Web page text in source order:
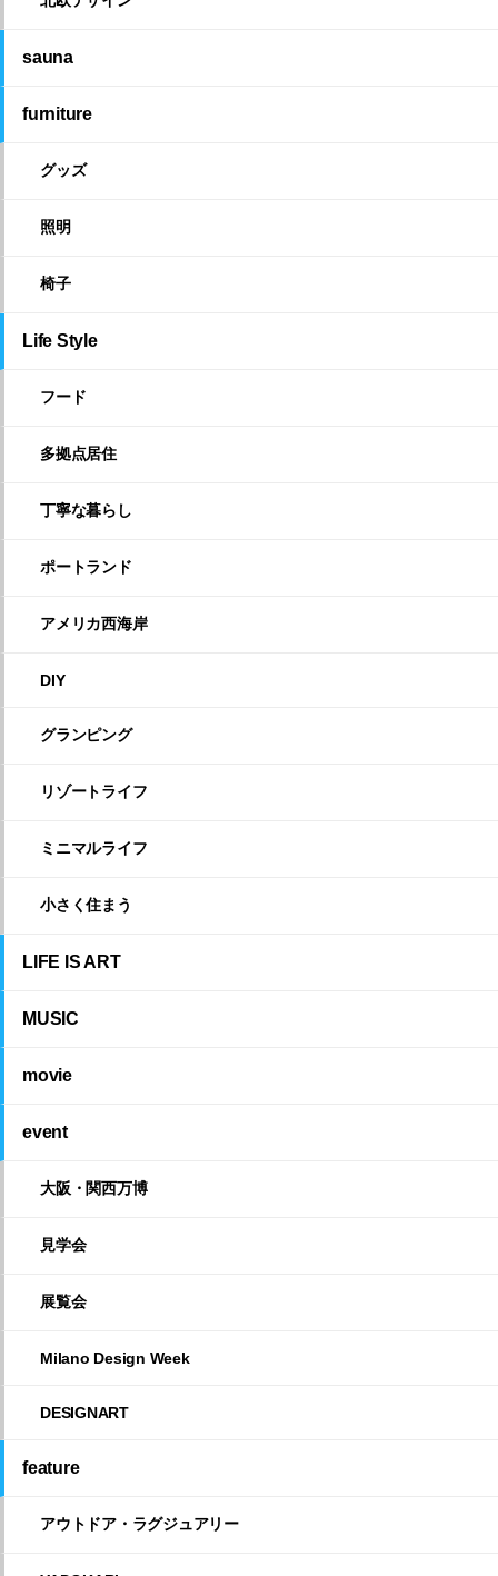
sauna
furniture
グッズ
照明
椅子
Life Style
フード
多拠点居住
丁寧な暮らし
ポートランド
アメリカ西海岸
DIY
グランピング
リゾートライフ
ミニマルライフ
小さく住まう
LIFE IS ART
MUSIC
movie
event
大阪・関西万博
見学会
展覧会
Milano Design Week
DESIGNART
feature
アウトドア・ラグジュアリー